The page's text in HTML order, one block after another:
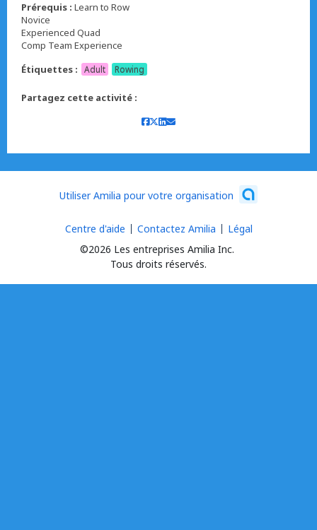
Prérequis : Learn to Row
Novice
Experienced Quad
Comp Team Experience
Étiquettes :
Adult Rowing
Partagez cette activité :
Utiliser Amilia pour votre organisation
©2026 Les entreprises Amilia Inc.
Tous droits réservés.
Centre d'aide Contactez Amilia Légal